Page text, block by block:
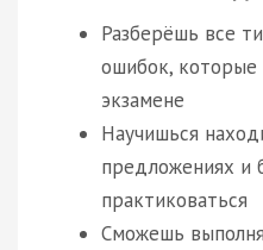
Разберёшь все
ошибок, которые
экзамене
Научишься
предложениях и
практиковаться
Сможешь